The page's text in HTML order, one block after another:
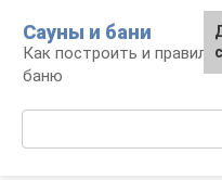
контенту
Сауны и бани
Как построить и
баню